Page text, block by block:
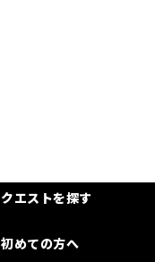
クエストを探す
初めての方へ